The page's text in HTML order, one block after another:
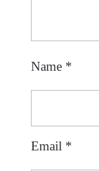
Name *
Email *